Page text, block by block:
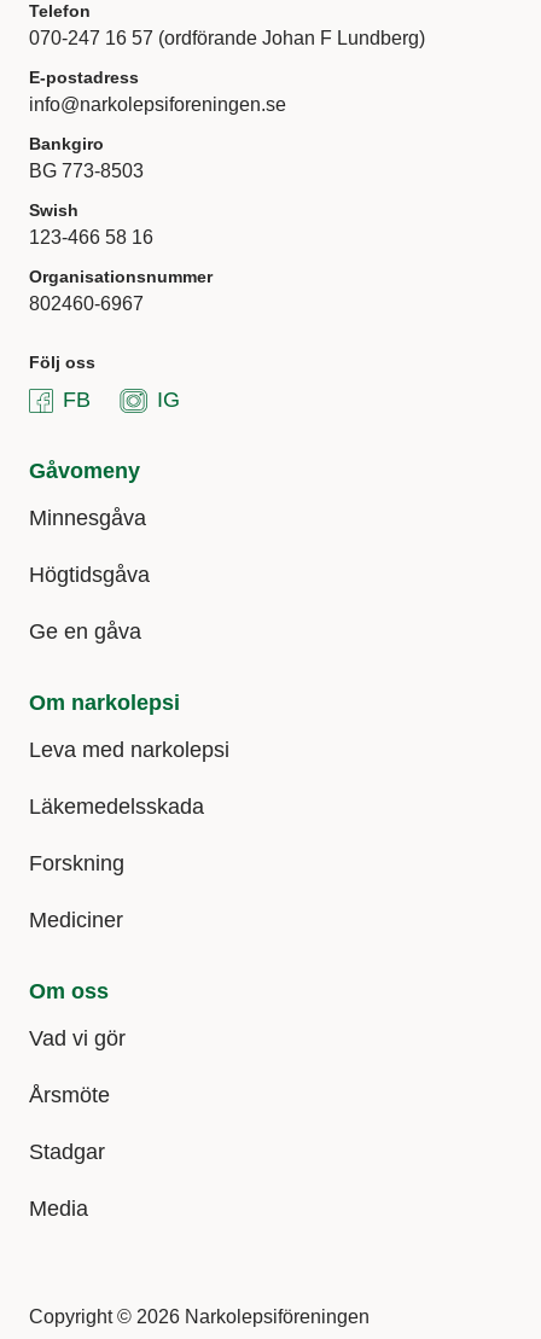
Telefon
070-247 16 57 (ordförande Johan F Lundberg)
E-postadress
info@narkolepsiforeningen.se
Bankgiro
BG 773-8503
Swish
123-466 58 16
Organisationsnummer
802460-6967
Följ oss
FB IG
Gåvomeny
Minnesgåva
Högtidsgåva
Ge en gåva
Om narkolepsi
Leva med narkolepsi
Läkemedelsskada
Forskning
Mediciner
Om oss
Vad vi gör
Årsmöte
Stadgar
Media
Copyright © 2026 Narkolepsiföreningen